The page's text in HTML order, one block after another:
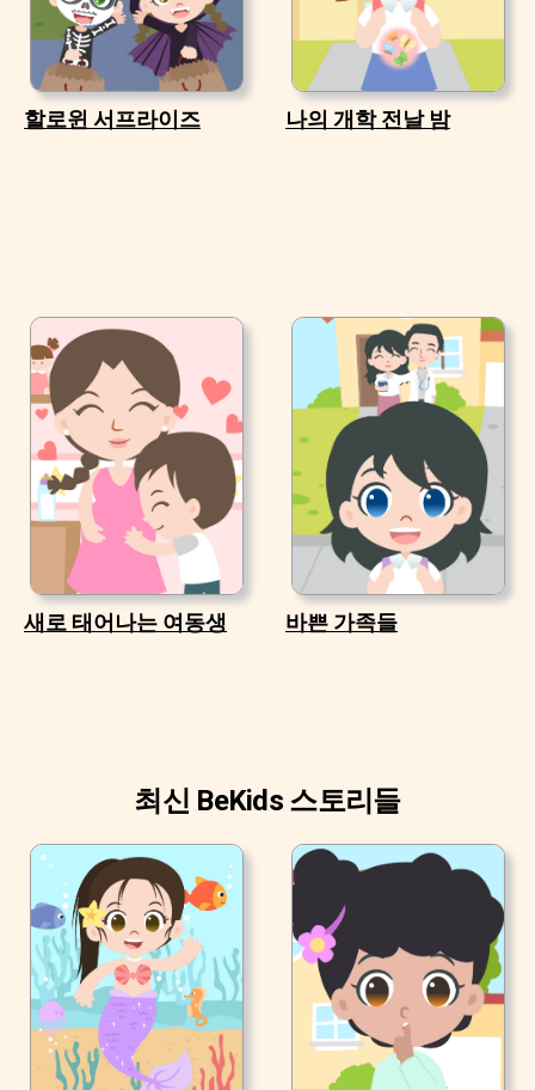
할로윈 서프라이즈 나의 개학 전날 밤
새로 태어나는 여동생 바쁜 가족들
최신 BeKids 스토리들